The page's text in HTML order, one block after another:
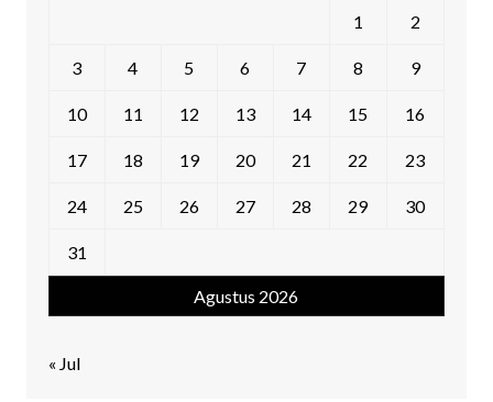
Agustus 2026
1 2
3 4 5 6 7 8 9
10 11 12 13 14 15 16
17 18 19 20 21 22 23
24 25 26 27 28 29 30
31
« Jul